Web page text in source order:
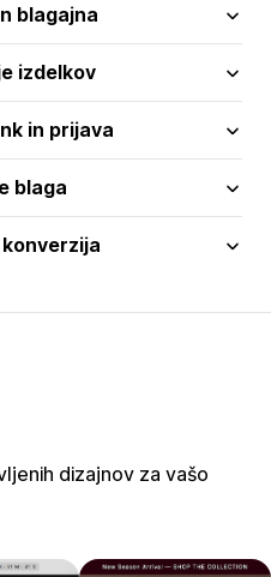
blagajna
izdelkov
in prijava
blaga
dizajnov za vašo